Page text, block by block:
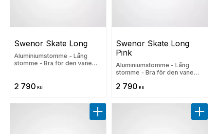
Swenor Skate Long
Aluminiumstomme - Lång
stomme - Bra för den vane
2 790 KR
Swenor Skate Long
Pink
Aluminiumstomme - Lång
stomme - Bra för den vane
2 790 KR
Lägg till i favoriter Lägg